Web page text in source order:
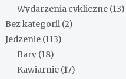
Wydarzenia cykliczne (13)
Bez kategorii (2)
Jedzenie (113)
Bary (18)
Kawiarnie (17)